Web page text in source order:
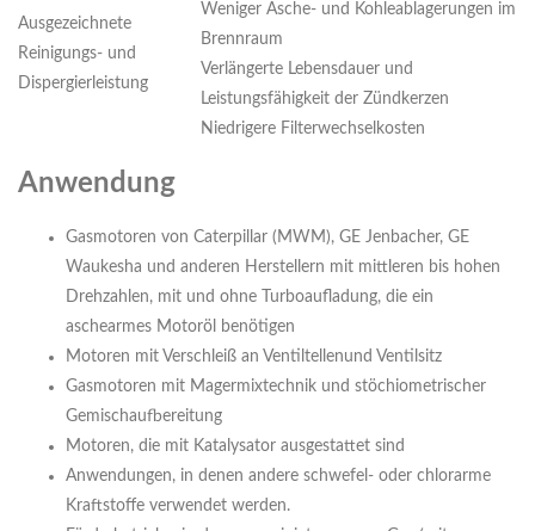
Ausgezeichnete
Reinigungs- und
Dispergierleistung
Weniger Asche- und Kohleablagerungen im
Brennraum
Verlängerte Lebensdauer und
Leistungsfähigkeit der Zündkerzen
Niedrigere Filterwechselkosten
Anwendung
Gasmotoren von Caterpillar (MWM), GE Jenbacher, GE
Waukesha und anderen Herstellern mit mittleren bis hohen
Drehzahlen, mit und ohne Turboaufladung, die ein
aschearmes Motoröl benötigen
Motoren mit Verschleiß an Ventiltellenund Ventilsitz
Gasmotoren mit Magermixtechnik und stöchiometrischer
Gemischaufbereitung
Motoren, die mit Katalysator ausgestattet sind
Anwendungen, in denen andere schwefel- oder chlorarme
Kraftstoffe verwendet werden.